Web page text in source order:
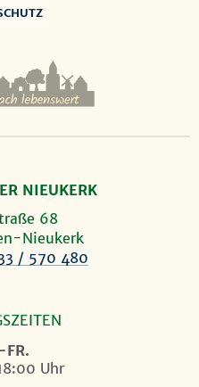
NIEUKERK
68
Nieukerk
/ 570 480
FR.
Uhr